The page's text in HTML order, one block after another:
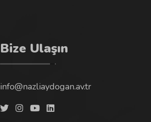
Bize Ulaşın
info@nazliaydogan.av.tr